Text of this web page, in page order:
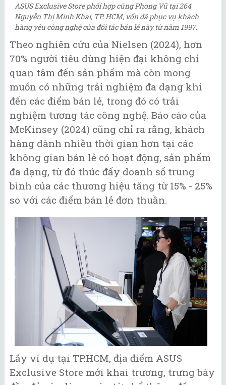
ASUS Exclusive Store phối hợp cùng Phong Vũ tại 264
Nguyễn Thị Minh Khai, TP. HCM, vốn đã phục vụ khách
hàng yêu công nghệ của đối tác bán lẻ này từ năm 1997.
Theo nghiên cứu của Nielsen (2024), hơn
70% người tiêu dùng hiện đại không chỉ
quan tâm đến sản phẩm mà còn mong
muốn có những trải nghiệm đa dạng khi
đến các điểm bán lẻ, trong đó có trải
nghiệm tương tác công nghệ. Báo cáo của
McKinsey (2024) cũng chỉ ra rằng, khách
hàng dành nhiều thời gian hơn tại các
không gian bán lẻ có hoạt động, sản phẩm
đa dạng, từ đó thúc đẩy doanh số trung
bình của các thương hiệu tăng từ 15% - 25%
so với các điểm bán lẻ đơn thuần.
Lấy ví dụ tại TP.HCM, địa điểm ASUS
Exclusive Store mới khai trương, trưng bày